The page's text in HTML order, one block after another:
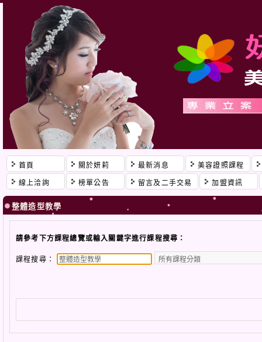
首頁 關於妍莉 最新消息 美容證照課程
線上洽詢 榜單公告 留言及二手交易 加盟資訊
整體造型教學
請參考下方課程總覽或輸入關鍵字進行課程搜尋：
課程搜尋：